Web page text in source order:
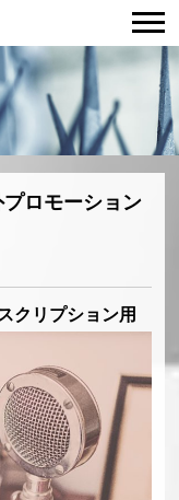
ロモーション
クリプション用